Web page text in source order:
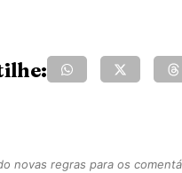
novas regras para os